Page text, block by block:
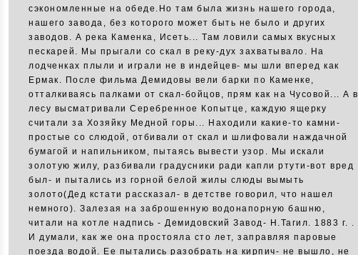
сэкономленные на обеде.Но там была жизнь нашего города,
нашего завода, без которого может быть не было и других
заводов. А река Каменка, Исеть... Там ловили самых вкусных
пескарей. Мы прыгали со скал в реку-дух захватывало. На
лодченках плыли и играли не в индейцев- мы шли вперед как
Ермак. После фильма Демидовы вели барки по Каменке,
отталкиваясь палками от скал-бойцов, прям как на Чусовой... А в
лесу высматривали Серебренное Копытце, каждую ящерку
считали за Хозяйку Медной горы... Находили какие-то камни-
простые со слюдой, отбивали от скал и шлифовали наждачной
бумагой и напильником, пытаясь вывести узор. Мы искали
золотую жилу, разбивали градусники ради капли ртути-вот вред
был- и пытались из горной белой жилы слюды вымыть
золото(Дед кстати рассказал- в детстве говорил, что нашел
немного). Залезая на заброшенную водонапорную башню,
читали на котле надпись - Демидовский Завод- Н.Тагил. 1883 г. .
И думали, как же она простояла сто лет, заправляя паровые
поезда водой. Ее пытались разобрать на кирпич- не вышло, не